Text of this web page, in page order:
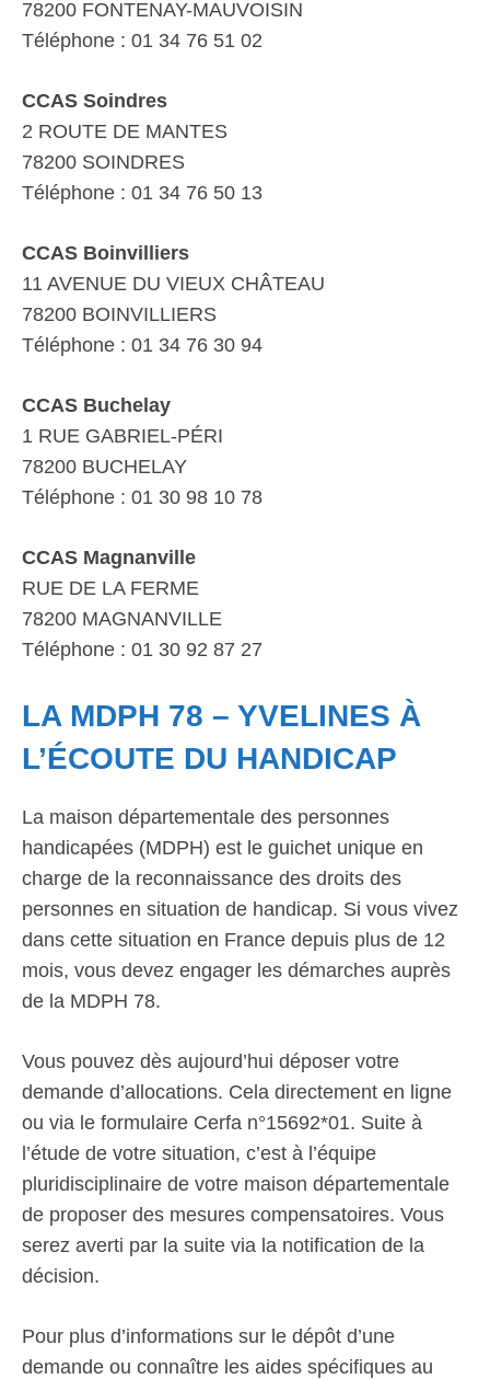
78200 FONTENAY-MAUVOISIN
Téléphone : 01 34 76 51 02
CCAS Soindres
2 ROUTE DE MANTES
78200 SOINDRES
Téléphone : 01 34 76 50 13
CCAS Boinvilliers
11 AVENUE DU VIEUX CHÂTEAU
78200 BOINVILLIERS
Téléphone : 01 34 76 30 94
CCAS Buchelay
1 RUE GABRIEL-PÉRI
78200 BUCHELAY
Téléphone : 01 30 98 10 78
CCAS Magnanville
RUE DE LA FERME
78200 MAGNANVILLE
Téléphone : 01 30 92 87 27
LA MDPH 78 – YVELINES À
L’ÉCOUTE DU HANDICAP
La maison départementale des personnes
handicapées (MDPH) est le guichet unique en
charge de la reconnaissance des droits des
personnes en situation de handicap. Si vous vivez
dans cette situation en France depuis plus de 12
mois, vous devez engager les démarches auprès
de la MDPH 78.
Vous pouvez dès aujourd’hui déposer votre
demande d’allocations. Cela directement en ligne
ou via le formulaire Cerfa n°15692*01. Suite à
l’étude de votre situation, c’est à l’équipe
pluridisciplinaire de votre maison départementale
de proposer des mesures compensatoires. Vous
serez averti par la suite via la notification de la
décision.
Pour plus d’informations sur le dépôt d’une
demande ou connaître les aides spécifiques au